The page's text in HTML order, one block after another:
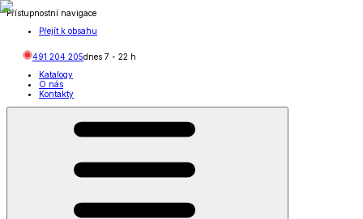
Přístupnostní navigace
Přejít k obsahu
491 204 205dnes 7 - 22 h
Katalogy
O nás
Kontakty